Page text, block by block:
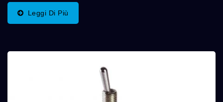
Varietà Di Funzioni Di Interruttore Per I Clienti. La
Gamma...
Leggi Di Più